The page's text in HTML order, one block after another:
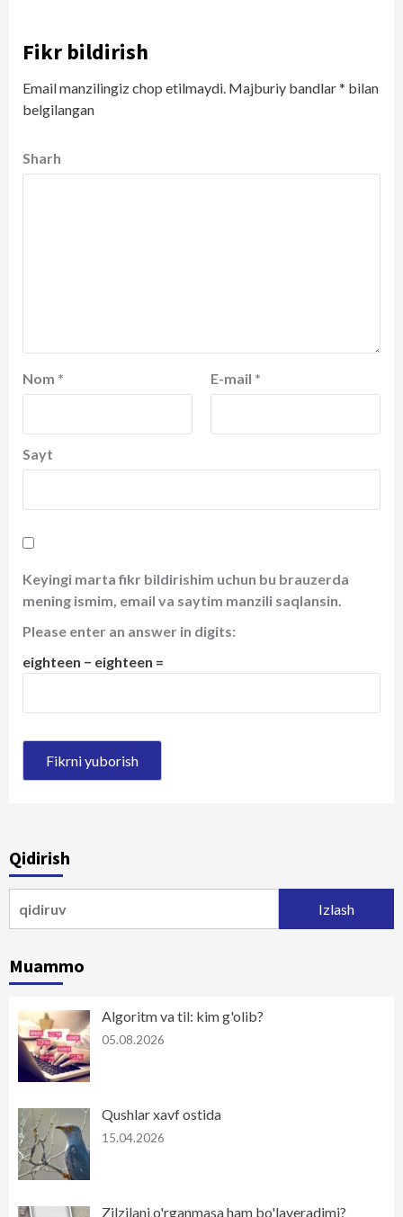
Fikr bildirish
Email manzilingiz chop etilmaydi. Majburiy bandlar* bilan
belgilangan
Sharh
Nom * E-mail *
Sayt
Keyingi marta fikr bildirishim uchun bu brauzerda
mening ismim, email va saytim manzili saqlansin.
Please enter an answer in digits:
eighteen − eighteen =
Qidirish
Muammo
Algoritm va til: kim g'olib?
05.08.2026
Qushlar xavf ostida
15.04.2026
Zilzilani o'rganmasa ham bo'laveradimi?